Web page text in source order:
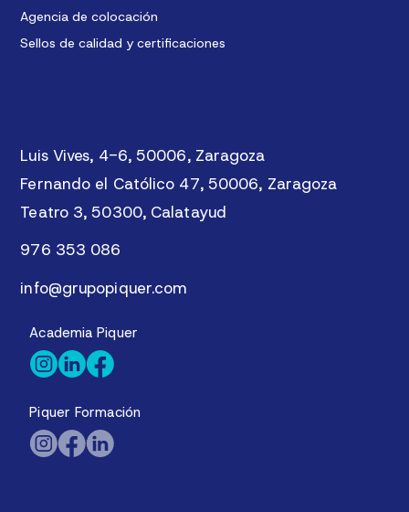
Luis Vives, 4-6, 50006, Zaragoza
Fernando el Católico 47, 50006, Zaragoza
Teatro 3, 50300, Calatayud
976 353 086
info@grupopiquer.com
Academia Piquer
Piquer Formación
Agencia de colocación
Sellos de calidad y certificaciones